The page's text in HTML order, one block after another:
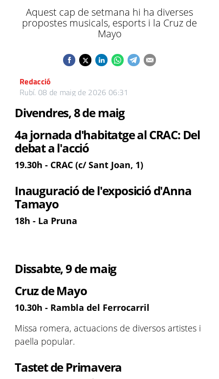
Aquest cap de setmana hi ha diverses
propostes musicals, esports i la Cruz de
Mayo
Redacció
Rubí. 08 de maig de 2026 06:31
Divendres, 8 de maig
4a jornada d'habitatge al CRAC: Del
debat a l'acció
19.30h - CRAC (c/ Sant Joan, 1)
Inauguració de l'exposició d'Anna
Tamayo
18h - La Pruna
Dissabte, 9 de maig
Cruz de Mayo
10.30h - Rambla del Ferrocarril
Missa romera, actuacions de diversos artistes i
paella popular.
Tastet de Primavera